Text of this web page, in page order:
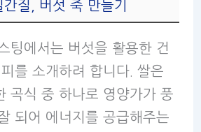
질, 버섯 죽 만들기
팅에서는 버섯을 활용한 건
를 소개하려 합니다. 쌀은
곡식 중 하나로 영양가가 풍
되어 에너지를 공급해주는